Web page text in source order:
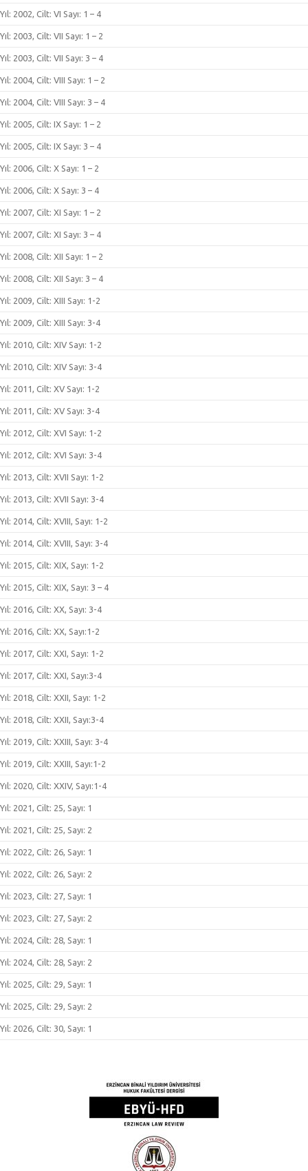
Yıl: 2002, Cilt: VI Sayı: 1 – 4
Yıl: 2003, Cilt: VII Sayı: 1 – 2
Yıl: 2003, Cilt: VII Sayı: 3 – 4
Yıl: 2004, Cilt: VIII Sayı: 1 – 2
Yıl: 2004, Cilt: VIII Sayı: 3 – 4
Yıl: 2005, Cilt: IX Sayı: 1 – 2
Yıl: 2005, Cilt: IX Sayı: 3 – 4
Yıl: 2006, Cilt: X Sayı: 1 – 2
Yıl: 2006, Cilt: X Sayı: 3 – 4
Yıl: 2007, Cilt: XI Sayı: 1 – 2
Yıl: 2007, Cilt: XI Sayı: 3 – 4
Yıl: 2008, Cilt: XII Sayı: 1 – 2
Yıl: 2008, Cilt: XII Sayı: 3 – 4
Yıl: 2009, Cilt: XIII Sayı: 1-2
Yıl: 2009, Cilt: XIII Sayı: 3-4
Yıl: 2010, Cilt: XIV Sayı: 1-2
Yıl: 2010, Cilt: XIV Sayı: 3-4
Yıl: 2011, Cilt: XV Sayı: 1-2
Yıl: 2011, Cilt: XV Sayı: 3-4
Yıl: 2012, Cilt: XVI Sayı: 1-2
Yıl: 2012, Cilt: XVI Sayı: 3-4
Yıl: 2013, Cilt: XVII Sayı: 1-2
Yıl: 2013, Cilt: XVII Sayı: 3-4
Yıl: 2014, Cilt: XVIII, Sayı: 1-2
Yıl: 2014, Cilt: XVIII, Sayı: 3-4
Yıl: 2015, Cilt: XIX, Sayı: 1-2
Yıl: 2015, Cilt: XIX, Sayı: 3 – 4
Yıl: 2016, Cilt: XX, Sayı: 3-4
Yıl: 2016, Cilt: XX, Sayı:1-2
Yıl: 2017, Cilt: XXI, Sayı: 1-2
Yıl: 2017, Cilt: XXI, Sayı:3-4
Yıl: 2018, Cilt: XXII, Sayı: 1-2
Yıl: 2018, Cilt: XXII, Sayı:3-4
Yıl: 2019, Cilt: XXIII, Sayı: 3-4
Yıl: 2019, Cilt: XXIII, Sayı:1-2
Yıl: 2020, Cilt: XXIV, Sayı:1-4
Yıl: 2021, Cilt: 25, Sayı: 1
Yıl: 2021, Cilt: 25, Sayı: 2
Yıl: 2022, Cilt: 26, Sayı: 1
Yıl: 2022, Cilt: 26, Sayı: 2
Yıl: 2023, Cilt: 27, Sayı: 1
Yıl: 2023, Cilt: 27, Sayı: 2
Yıl: 2024, Cilt: 28, Sayı: 1
Yıl: 2024, Cilt: 28, Sayı: 2
Yıl: 2025, Cilt: 29, Sayı: 1
Yıl: 2025, Cilt: 29, Sayı: 2
Yıl: 2026, Cilt: 30, Sayı: 1